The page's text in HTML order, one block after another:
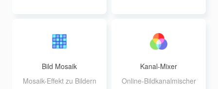
arbeitung
Bild Mosaik
Mosaik-Effekt zu Bildern
Kanal-Mixer
Online-Bildkanalmischer